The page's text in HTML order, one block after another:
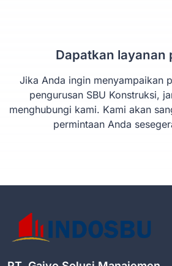
Dapatkan layanan
Jika Anda ingin menyampaikan
pengurusan SBU Konstruksi,
menghubungi kami. Kami akan
permintaan Anda